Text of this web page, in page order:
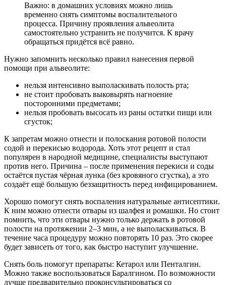
Важно: в домашних условиях можно лишь
временно снять симптомы воспалительного
процесса. Причину проявления альвеолита
самостоятельно устранить не получится. К врачу
обращаться придётся всё равно.
Нужно запомнить несколько правил нанесения первой
помощи при альвеолите:
нельзя интенсивно выполаскивать полость рта;
не стоит пробовать выковырять нагноение
посторонними предметами;
нельзя пробовать высосать из раны остатки пищи или
сгусток;
К запретам можно отнести и полоскания ротовой полости
содой и перекисью водорода. Хоть этот рецепт и стал
популярен в народной медицине, специалисты выступают
против него. Причина – после применения перекиси и соды
остаётся пустая чёрная лунка (без кровяного сгустка), а это
создаёт ещё большую беззащитность перед инфицированием.
Хорошо помогут снять воспаления натуральные антисептики.
К ним можно отнести отвары из шалфея и ромашки. Но стоит
помнить, что эти отвары нужно только держать в ротовой
полости на протяжении 2–3 мин, а не выполаскиваться. В
течение часа процедуру можно повторять 10 раз. Это скорее
будет зависеть от того, как быстро наступит улучшение.
Снять боль помогут препараты: Кетарол или Пенталгин.
Можно также воспользоваться Баралгином. По возможности
лучше предварительно проконсультироваться со